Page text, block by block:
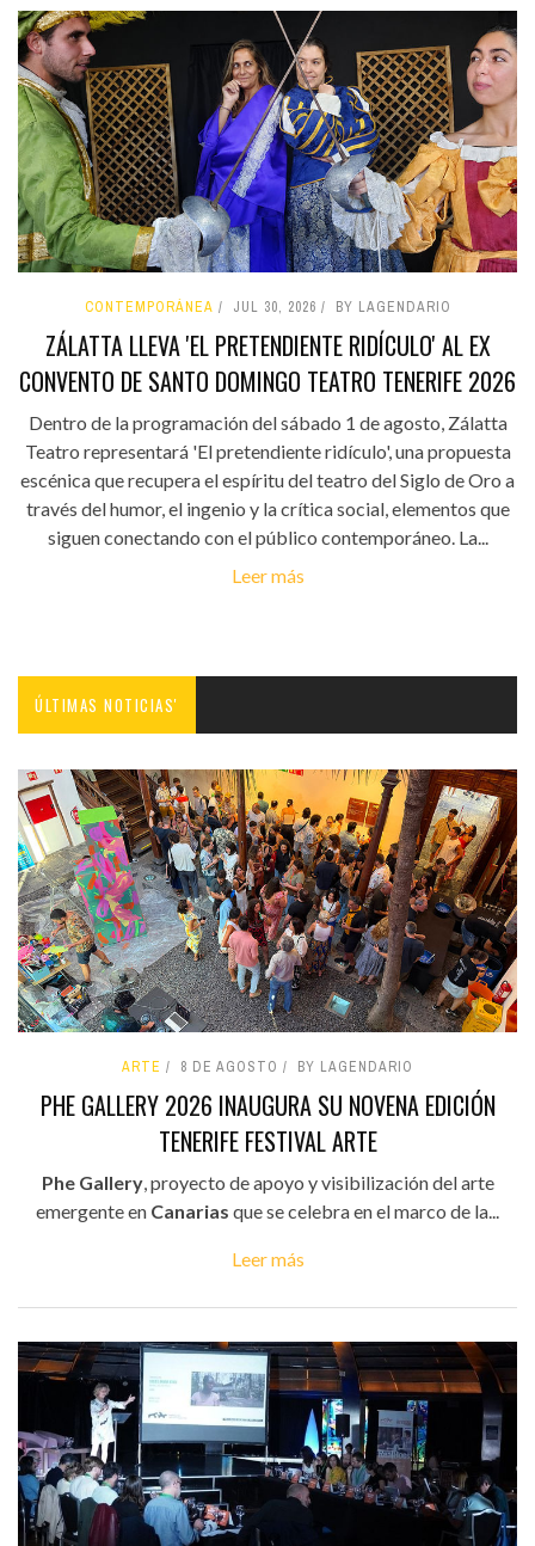
CONTEMPORÁNEA JUL 30, 2026 BY LAGENDARIO
ZÁLATTA LLEVA 'EL PRETENDIENTE RIDÍCULO' AL EX
CONVENTO DE SANTO DOMINGO TEATRO TENERIFE 2026
Dentro de la programación del sábado 1 de agosto, Zálatta
Teatro representará 'El pretendiente ridículo', una propuesta
escénica que recupera el espíritu del teatro del Siglo de Oro a
través del humor, el ingenio y la crítica social, elementos que
siguen conectando con el público contemporáneo. La...
Leer más
ÚLTIMAS NOTICIAS'
ARTE 8 DE AGOSTO BY LAGENDARIO
PHE GALLERY 2026 INAUGURA SU NOVENA EDICIÓN
TENERIFE FESTIVAL ARTE
Phe Gallery, proyecto de apoyo y visibilización del arte
emergente en Canarias que se celebra en el marco de la...
Leer más